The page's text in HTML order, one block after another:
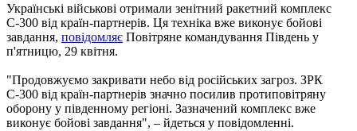
Українські військові отримали зенітний ракетний комплекс
С-300 від країн-партнерів. Ця техніка вже виконує бойові
завдання, повідомляє Повітряне командування Південь у
п'ятницю, 29 квітня.
"Продовжуємо закривати небо від російських загроз. ЗРК
С-300 від країн-партнерів значно посилив протиповітряну
оборону у південному регіоні. Зазначений комплекс вже
виконує бойові завдання", – йдеться у повідомленні.